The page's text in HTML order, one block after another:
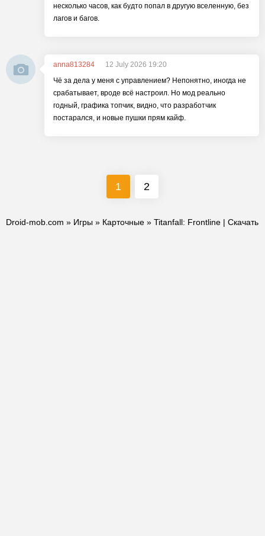
несколько часов, как будто попал в другую вселенную, без
лагов и багов.
anna813284
12 July 2026 19:20
Чё за дела у меня с управлением? Непонятно, иногда не
срабатывает, вроде всё настроил. Но мод реально
годный, графика топчик, видно, что разработчик
постарался, и новые пушки прям кайф.
1 2
Droid-mob.com » Игры » Карточные » Titanfall: Frontline | Скачать